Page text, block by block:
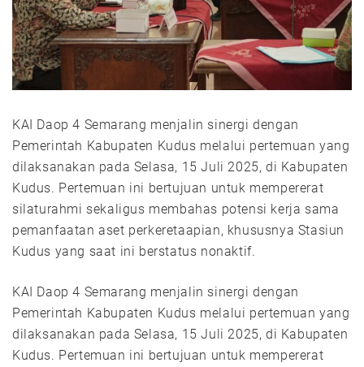
KAI Daop 4 Semarang menjalin sinergi dengan
Pemerintah Kabupaten Kudus melalui pertemuan yang
dilaksanakan pada Selasa, 15 Juli 2025, di Kabupaten
Kudus. Pertemuan ini bertujuan untuk mempererat
silaturahmi sekaligus membahas potensi kerja sama
pemanfaatan aset perkeretaapian, khususnya Stasiun
Kudus yang saat ini berstatus nonaktif.
KAI Daop 4 Semarang menjalin sinergi dengan
Pemerintah Kabupaten Kudus melalui pertemuan yang
dilaksanakan pada Selasa, 15 Juli 2025, di Kabupaten
Kudus. Pertemuan ini bertujuan untuk mempererat